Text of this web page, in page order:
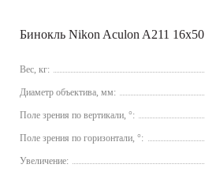
Бинокль Nikon Aculon A211 16x50
Вес, кг:
Диаметр объектива, мм:
Поле зрения по вертикали, °:
Поле зрения по горизонтали, °:
Увеличение: